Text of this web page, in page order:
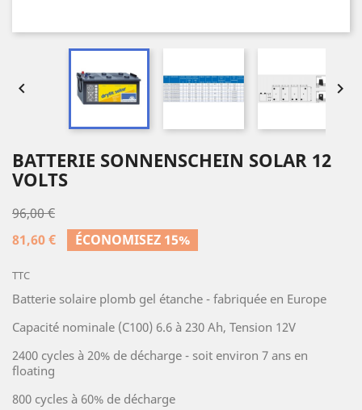
 
BATTERIE SONNENSCHEIN SOLAR 12
VOLTS
96,00 €
81,60 €
ÉCONOMISEZ 15%
TTC
Batterie solaire plomb gel étanche - fabriquée en Europe
Capacité nominale (C100) 6.6 à 230 Ah, Tension 12V
2400 cycles à 20% de décharge - soit environ 7 ans en
floating
800 cycles à 60% de décharge